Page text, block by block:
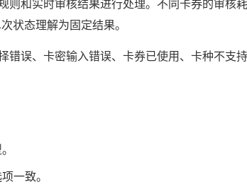
和实时审核结果进行处理。不同卡券的审核耗
状态理解为固定结果。
错误、卡密输入错误、卡券已使用、卡种不支
一致。